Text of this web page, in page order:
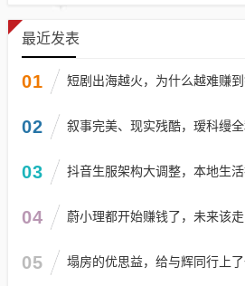
最近发表
01 短剧出海越火，为什么越难赚到
02 叙事完美、现实残酷，瑷科缦
03 抖音生服架构大调整，本地生
04 蔚小理都开始赚钱了，未来该走
05 塌房的优思益，给与辉同行上